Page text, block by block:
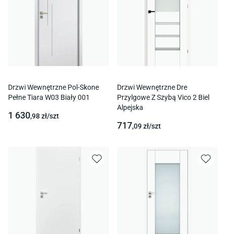
Drzwi Wewnętrzne Pol-Skone
Pełne Tiara W03 Biały 001
1 630,98zł/szt
Drzwi Wewnętrzne Dre
Przylgowe Z Szybą Vico 2 Biel
Alpejska
717,09zł/szt